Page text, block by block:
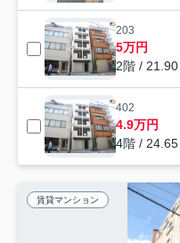
203
5万円
2階 /
402
4.9万円
4階 /
賃貸マンション